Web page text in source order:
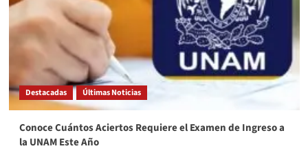
Destacadas Últimas Noticias
Conoce Cuántos Aciertos Requiere el Examen de Ingreso a
la UNAM Este Año